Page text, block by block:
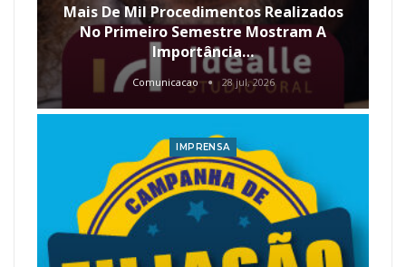
Mais De Mil Procedimentos Realizados
No Primeiro Semestre Mostram A
Importância…
Comunicacao 28 jul, 2026
IMPRENSA